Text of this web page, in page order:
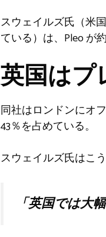
スウェイルズ氏（米
ている）は、Pleo が
英国はプ
同社はロンドンにオ
43％を占めている。
スウェイルズ氏はこう
「英国では大